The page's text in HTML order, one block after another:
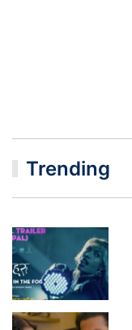
Trending